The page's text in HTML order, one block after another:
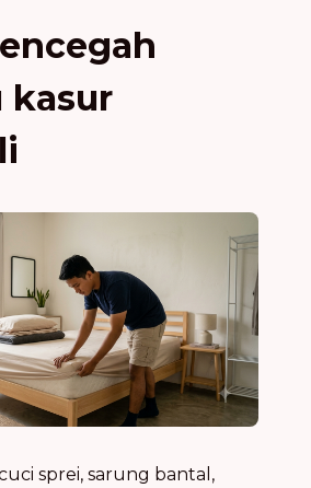
kasur
sprei, sarung bantal,